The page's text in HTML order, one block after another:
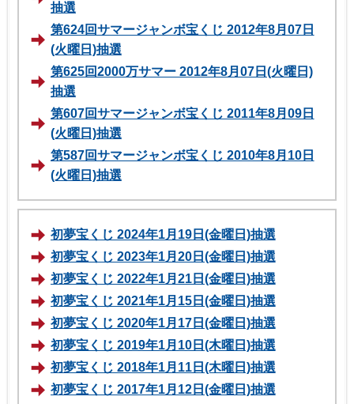
抽選
第624回サマージャンボ宝くじ 2012年8月07日
(火曜日)抽選
第625回2000万サマー 2012年8月07日(火曜日)
抽選
第607回サマージャンボ宝くじ 2011年8月09日
(火曜日)抽選
第587回サマージャンボ宝くじ 2010年8月10日
(火曜日)抽選
初夢宝くじ 2024年1月19日(金曜日)抽選
初夢宝くじ 2023年1月20日(金曜日)抽選
初夢宝くじ 2022年1月21日(金曜日)抽選
初夢宝くじ 2021年1月15日(金曜日)抽選
初夢宝くじ 2020年1月17日(金曜日)抽選
初夢宝くじ 2019年1月10日(木曜日)抽選
初夢宝くじ 2018年1月11日(木曜日)抽選
初夢宝くじ 2017年1月12日(金曜日)抽選